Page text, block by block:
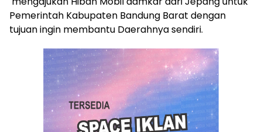
Pemerintah Kabupaten Bandung Barat dengan
tujuan ingin membantu Daerahnya sendiri.